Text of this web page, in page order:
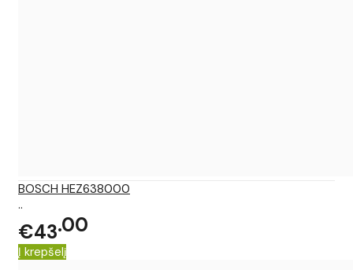
BOSCH HEZ638000
..
€43 00
Į krepšelį